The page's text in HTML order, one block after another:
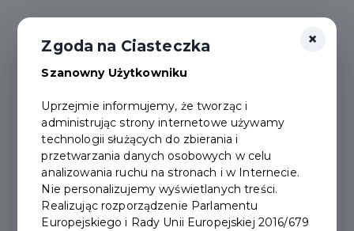
×
Zgoda na Ciasteczka
Szanowny Użytkowniku
Uprzejmie informujemy, że tworząc i
administrując strony internetowe używamy
technologii służących do zbierania i
przetwarzania danych osobowych w celu
analizowania ruchu na stronach i w Internecie.
Nie personalizujemy wyświetlanych treści.
Realizując rozporządzenie Parlamentu
Europejskiego i Rady Unii Europejskiej 2016/679